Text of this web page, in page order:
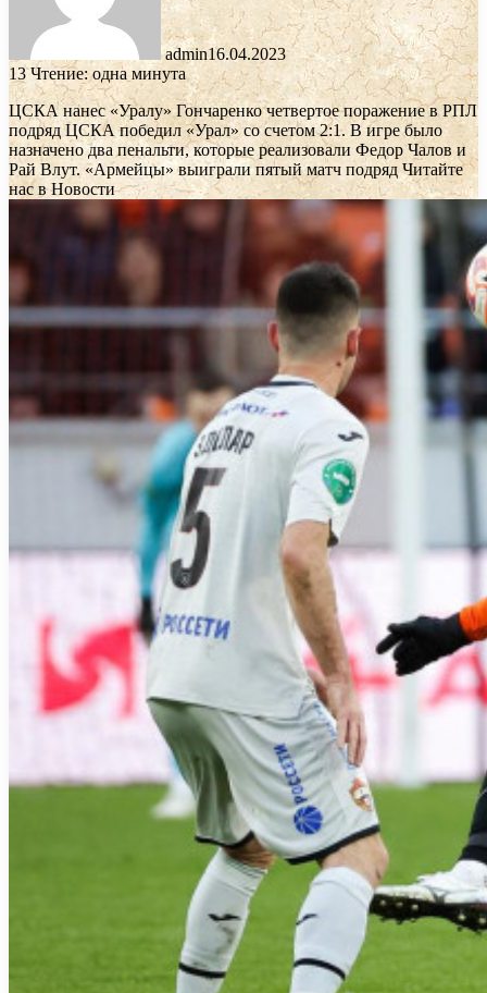
admin16.04.2023
13Чтение: одна минута
ЦСКА нанес «Уралу» Гончаренко четвертое поражение в РПЛ
подрядЦСКА победил «Урал» со счетом 2:1. В игре было
назначено два пенальти, которые реализовали Федор Чалов и
Рай Влут. «Армейцы» выиграли пятый матч подряд Читайте
нас в Новости